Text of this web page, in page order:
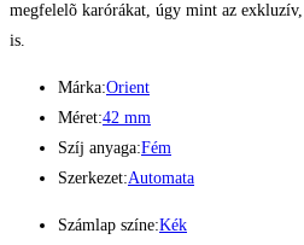
megfelelõ karórákat, úgy mint az
is.
Márka:Orient
Méret:42 mm
Szíj anyaga:Fém
Szerkezet:Automata
Számlap színe:Kék